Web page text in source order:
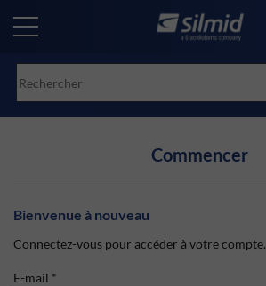
main
Commencer
Bienvenue à nouveau
Connectez-vous pour accéder à votre compte.
E-mail *